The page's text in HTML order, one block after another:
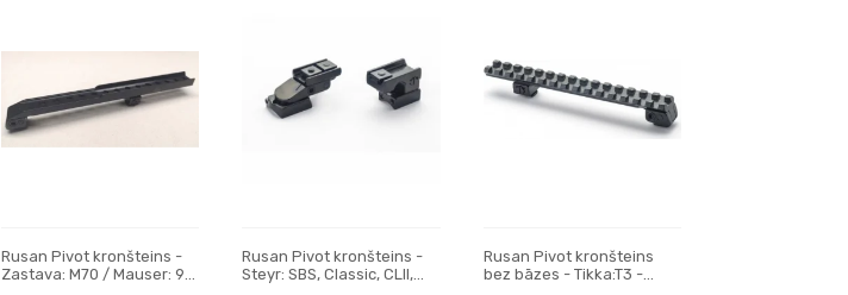
Rusan Pivot kronšteins -
Zastava: M70 / Mauser: 98,
Rusan Pivot kronšteins -
Steyr: SBS, Classic, CLII,
Rusan Pivot kronšteins
bez bāzes - Tikka:T3 -